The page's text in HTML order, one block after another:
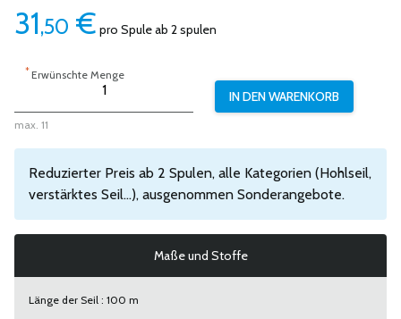
31,50 € pro Spule ab 2 spulen
*Erwünschte Menge
max. 11
Reduzierter Preis ab 2 Spulen, alle Kategorien (Hohlseil,
verstärktes Seil...), ausgenommen Sonderangebote.
Maße und Stoffe
Länge der Seil : 100 m